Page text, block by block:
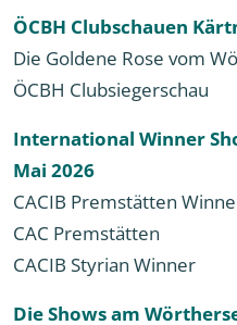
ÖCBH Clubschauen
Die Goldene Rose vom
ÖCBH Clubsiegerschau
International Winner
Mai 2026
CACIB Premstätten
CAC Premstätten
CACIB Styrian Winner
Die Shows am